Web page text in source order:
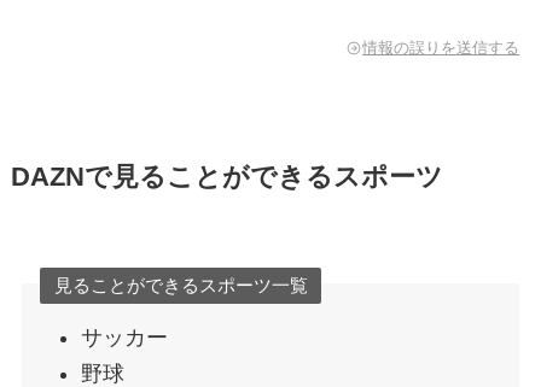
情報の誤りを送信する
DAZNで見ることができるスポーツ
見ることができるスポーツ一覧
サッカー
野球